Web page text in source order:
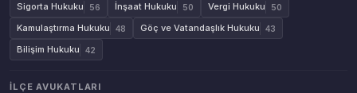
Sigorta Hukuku 56 İnşaat Hukuku 50 Vergi Hukuku 50
Kamulaştırma Hukuku 48 Göç ve Vatandaşlık Hukuku 43
Bilişim Hukuku 42
İLÇE AVUKATLARI